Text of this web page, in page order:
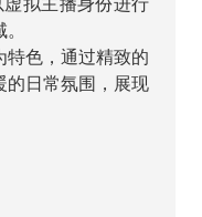
拟主播身份进行
特色，通过精致的
的日常氛围，展现